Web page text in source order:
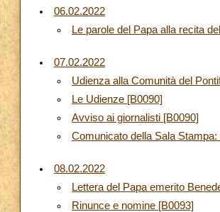
06.02.2022
Le parole del Papa alla recita
07.02.2022
Udienza alla Comunità del
Le Udienze [B0090]
Avviso ai giornalisti [B0090]
Comunicato della Sala
08.02.2022
Lettera del Papa emerito
Rinunce e nomine [B0093]